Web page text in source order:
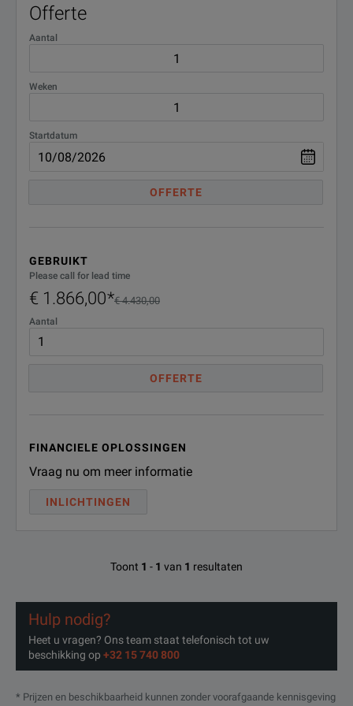
Offerte
Aantal
Weken
Startdatum
OFFERTE
GEBRUIKT
Please call for lead time
€ 1.866,00*€ 4.430,00
Aantal
OFFERTE
FINANCIELE OPLOSSINGEN
Vraag nu om meer informatie
INLICHTINGEN
Toont 1 - 1 van 1 resultaten
Hulp nodig?
Heet u vragen? Ons team staat telefonisch tot uw
beschikking op +32 15 740 800
* Prijzen en beschikbaarheid kunnen zonder voorafgaande kennisgeving
Part Number
2000-1884-R
External Dual